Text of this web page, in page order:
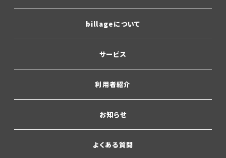
billageについて
サービス
利用者紹介
お知らせ
よくある質問